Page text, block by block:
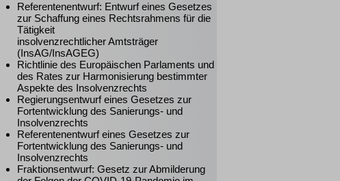
Referentenentwurf: Entwurf eines Gesetzes
zur Schaffung eines Rechtsrahmens für die
Tätigkeit
insolvenzrechtlicher Amtsträger
(InsAG/InsAGEG)
Richtlinie des Europäischen Parlaments und
des Rates zur Harmonisierung bestimmter
Aspekte des Insolvenzrechts
Regierungsentwurf eines Gesetzes zur
Fortentwicklung des Sanierungs- und
Insolvenzrechts
Referentenentwurf eines Gesetzes zur
Fortentwicklung des Sanierungs- und
Insolvenzrechts
Fraktionsentwurf: Gesetz zur Abmilderung